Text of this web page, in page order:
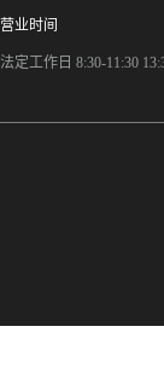
营业时间
法定工作日 8:30-11:30